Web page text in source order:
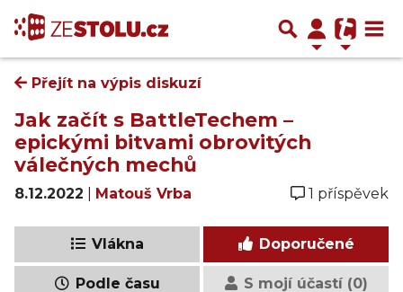
Přejít na výpis diskuzí
Jak začít s BattleTechem –
epickými bitvami obrovitých
válečných mechů
8.12.2022 Matouš Vrba 1 příspěvek
Vlákna Doporučené
Podle času S mojí účastí (0)